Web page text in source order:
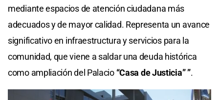
mediante espacios de atención ciudadana más
adecuados y de mayor calidad. Representa un avance
significativo en infraestructura y servicios para la
comunidad, que viene a saldar una deuda histórica
como ampliación del Palacio “Casa de Justicia” ”.